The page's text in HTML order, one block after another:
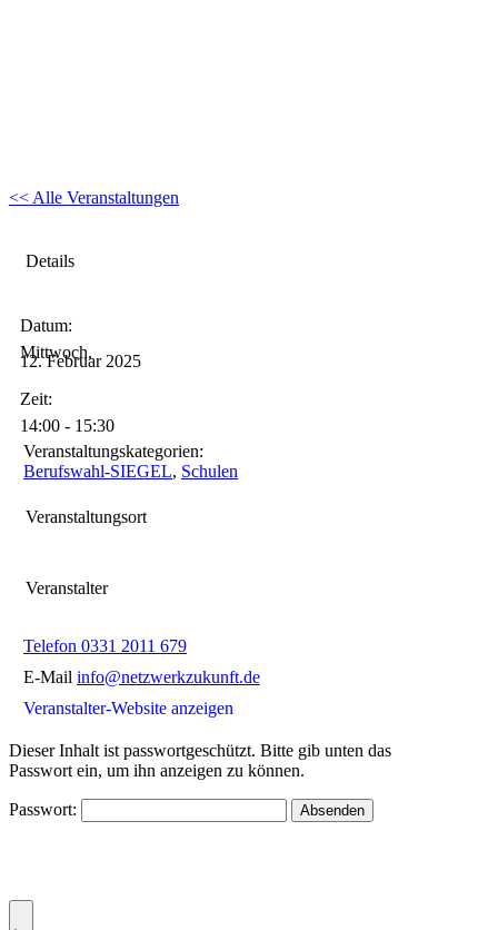
<< Alle Veranstaltungen
Details
Datum:
Mittwoch,
12.Februar 2025
Zeit:
14:00 - 15:30
Veranstaltungs­kategorien:
Berufswahl-SIEGEL, Schulen
Veranstaltungsort
Veranstalter
Telefon 0331 2011 679
E-Mail info@netzwerkzukunft.de
Veranstalter-Website anzeigen
Dieser Inhalt ist passwortgeschützt. Bitte gib unten das
Passwort ein, um ihn anzeigen zu können.
Passwort: